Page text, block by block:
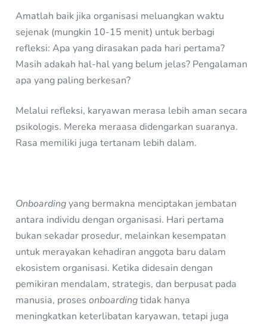
Amatlah baik jika organisasi meluangkan waktu
sejenak (mungkin 10-15 menit) untuk berbagi
refleksi: Apa yang dirasakan pada hari pertama?
Masih adakah hal-hal yang belum jelas? Pengalaman
apa yang paling berkesan?
Melalui refleksi, karyawan merasa lebih aman secara
psikologis. Mereka meraasa didengarkan suaranya.
Rasa memiliki juga tertanam lebih dalam.
Onboardingyang bermakna menciptakan jembatan
antara individu dengan organisasi. Hari pertama
bukan sekadar prosedur, melainkan kesempatan
untuk merayakan kehadiran anggota baru dalam
ekosistem organisasi. Ketika didesain dengan
pemikiran mendalam, strategis, dan berpusat pada
manusia, prosesonboardingtidak hanya
meningkatkan keterlibatan karyawan, tetapi juga